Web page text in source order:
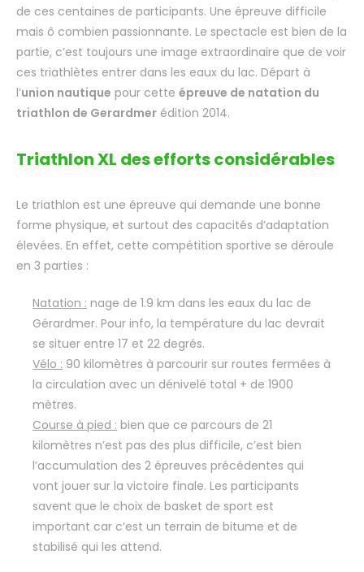
de ces centaines de participants. Une épreuve difficile
mais ô combien passionnante. Le spectacle est bien de la
partie, c’est toujours une image extraordinaire que de voir
ces triathlètes entrer dans les eaux du lac. Départ à
l’union nautique pour cette épreuve de natation du
triathlon de Gerardmer édition 2014.
Triathlon XL des efforts considérables
Le triathlon est une épreuve qui demande une bonne
forme physique, et surtout des capacités d’adaptation
élevées. En effet, cette compétition sportive se déroule
en 3 parties :
Natation : nage de 1.9 km dans les eaux du lac de
Gérardmer. Pour info, la température du lac devrait
se situer entre 17 et 22 degrés.
Vélo : 90 kilomètres à parcourir sur routes fermées à
la circulation avec un dénivelé total + de 1900
mètres.
Course à pied : bien que ce parcours de 21
kilomètres n’est pas des plus difficile, c’est bien
l’accumulation des 2 épreuves précédentes qui
vont jouer sur la victoire finale. Les participants
savent que le choix de basket de sport est
important car c’est un terrain de bitume et de
stabilisé qui les attend.